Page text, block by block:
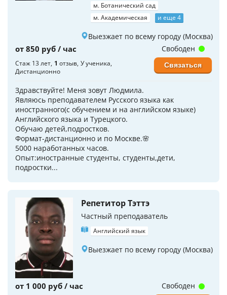
м. Ботанический сад
м. Академическая
и еще 4
Выезжает по всему городу (Москва)
от 850 руб / час
Стаж 13 лет 1 отзыв У ученика
Дистанционно
Здравствуйте! Меня зовут Людмила.
Являюсь преподавателем Русского языка как
иностранного(с обучением и на английском языке)
Английского языка и Турецкого.
Обучаю детей,подростков.
Формат-дистанционно и по Москве.🌸
5000 наработанных часов.
Опыт:иностранные студенты, студенты,дети,
подростки...
Свободен
Связаться
Репетитор Тэттэ
Частный преподаватель
Английский язык
Выезжает по всему городу (Москва)
от 1 000 руб / час Свободен